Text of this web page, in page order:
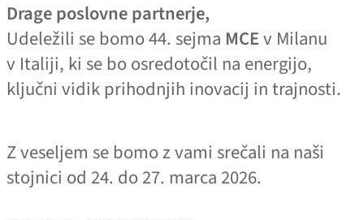
Drage poslovne partnerje,
Udeležili se bomo 44. sejma MCEv Milanu
v Italiji, ki se bo osredotočil na energijo,
ključni vidik prihodnjih inovacij in trajnosti.
Z veseljem se bomo z vami srečali na naši
stojnici od 24. do 27. marca 2026.